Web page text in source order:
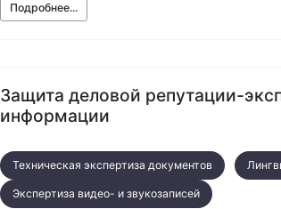
Подробнее...
Защита деловой репутации-
информации
Техническая экспертиза документов
Экспертиза видео- и звукозаписей